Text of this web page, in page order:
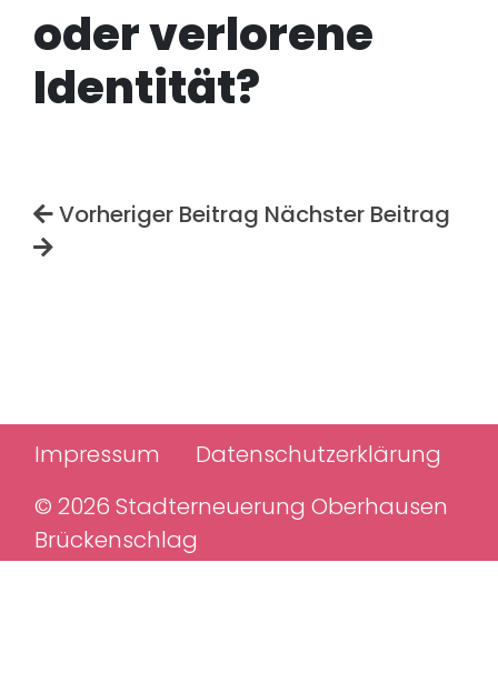
oder verlorene
Identität?
Vorheriger Beitrag Nächster Beitrag
Impressum
Datenschutzerklärung
© 2026 Stadterneuerung Oberhausen
Brückenschlag